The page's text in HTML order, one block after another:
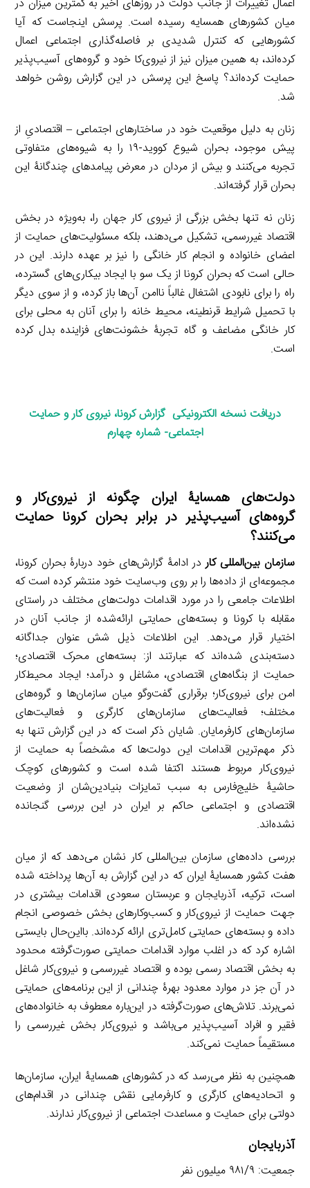
میان کشورهای همسایه رسیده است. پرسش اینجاست که آیا
کشورهایی که کنترل شدیدی بر فاصله‌گذاری اجتماعی اعمال
کرده‌اند، به همین میزان نیز از نیروی‌کا خود و گروه‌های آسیب‌پذیر
حمایت کرده‌اند؟ پاسخ این پرسش در این گزارش روشن خواهد
شد.
زنان به دلیل موقعیت خود در ساختارهای اجتماعی – اقتصادیِ از
پیش موجود، بحران شیوع کووید-۱۹ را به شیوه‌های متفاوتی
تجربه می‌کنند و بیش از مردان در معرض پیامدهای چندگانۀ این
بحران قرار گرفته‌اند.
زنان نه تنها بخش بزرگی از نیروی کار جهان را، به‌ویژه در بخش
اقتصاد غیررسمی، تشکیل می‌دهند، بلکه مسئولیت‌های حمایت از
اعضای خانواده و انجام کار خانگی را نیز بر عهده دارند. این در
حالی است که بحران کرونا از یک سو با ایجاد بیکاری‌های گسترده،
راه را برای نابودی اشتغال غالباً ناامن آن‌ها باز کرده، و از سوی دیگر
با تحمیل شرایط قرنطینه، محیط خانه را برای آنان به محلی برای
کار خانگی مضاعف و گاه تجربۀ خشونت‌های فزاینده بدل کرده
است.
دریافت نسخه الکترونیکی گزارش کرونا، نیروی کار و حمایت
اجتماعی- شماره چهارم
دولت‌های همسایۀ ایران چگونه از نیروی‌کار و
گروه‌های آسیب‌پذیر در برابر بحران کرونا حمایت
می‌کنند؟
سازمان بین‌المللی کاردر ادامۀ گزارش‌های خود دربارۀ بحران کرونا،
مجموعه‌ای از داده‌ها را بر روی وب‌سایت خود منتشر کرده است که
اطلاعات جامعی را در مورد اقدامات دولت‌های مختلف در راستای
مقابله با کرونا و بسته‌های حمایتی ارائه‌شده از جانب آنان در
اختیار قرار می‌دهد. این اطلاعات ذیل شش عنوان جداگانه
دسته‌بندی شده‌اند که عبارتند از: بسته‌های محرک اقتصادی؛
حمایت از بنگاه‌های اقتصادی، مشاغل و درآمد؛ ایجاد محیط‌کار
امن برای نیروی‌کار؛ برقراری گفت‌وگو میان سازمان‌ها و گروه‌های
مختلف؛ فعالیت‌های سازمان‌های کارگری و فعالیت‌های
سازمان‌های کارفرمایان. شایان ذکر است که در این گزارش تنها به
ذکر مهم‌ترین اقدامات این دولت‌ها که مشخصاً به حمایت از
نیروی‌کار مربوط هستند اکتفا شده است و کشورهای کوچک
حاشیۀ خلیج‌فارس به سبب تمایزات بنیادین‌شان از وضعیت
اقتصادی و اجتماعی حاکم بر ایران در این بررسی گنجانده
نشده‌اند.
بررسی داده‌های سازمان بین‌المللی کار نشان می‌دهد که از میان
هفت کشور همسایۀ ایران که در این گزارش به آن‌ها پرداخته شده
است، ترکیه، آذربایجان و عربستان سعودی اقدامات بیشتری در
جهت حمایت از نیروی‌کار و کسب‌وکارهای بخش خصوصی انجام
داده و بسته‌های حمایتی کامل‌تری ارائه کرده‌اند. بااین‌حال بایستی
اشاره کرد که در اغلب موارد اقدامات حمایتی صورت‌گرفته محدود
به بخش اقتصاد رسمی بوده و اقتصاد غیررسمی و نیروی‌کار شاغل
در آن جز در موارد معدود بهرۀ چندانی از این برنامه‌های حمایتی
نمی‌برند. تلاش‌های صورت‌گرفته در این‌باره معطوف به خانواده‌های
فقیر و افراد آسیب‌پذیر می‌باشد و نیروی‌کار بخش غیررسمی را
مستقیماً حمایت نمی‌کند.
همچنین به نظر می‌رسد که در کشورهای همسایۀ ایران، سازمان‌ها
و اتحادیه‌های کارگری و کارفرمایی نقش چندانی در اقدام‌های
دولتی برای حمایت و مساعدت اجتماعی از نیروی‌کار ندارند.
آذربایجان
جمعیت: ۹۸۱/۹ میلیون نفر